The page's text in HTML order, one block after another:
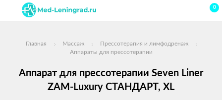
0
Главная Массаж
Прессотерапия и лимфодренаж
Аппараты для прессотерапии
Аппарат для прессотерапии Seven Liner
ZAM-Luxury СТАНДАРТ, XL